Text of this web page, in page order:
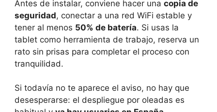
Antes de instalar, conviene hacer una copia de
seguridad, conectar a una red WiFi estable y
tener al menos 50% de batería. Si usas la
tablet como herramienta de trabajo, reserva un
rato sin prisas para completar el proceso con
tranquilidad.
Si todavía no te aparece el aviso, no hay que
desesperarse: el despliegue por oleadas es